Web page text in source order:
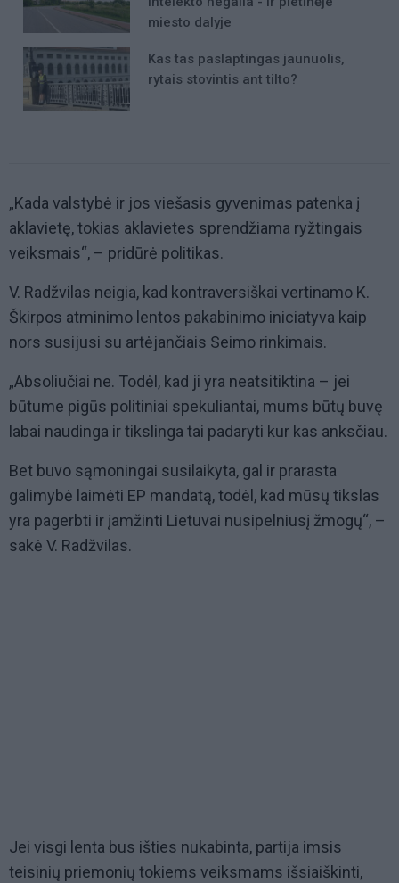
miesto dalyje
Kas tas paslaptingas jaunuolis,
rytais stovintis ant tilto?
„Kada valstybė ir jos viešasis gyvenimas patenka į
aklavietę, tokias aklavietes sprendžiama ryžtingais
veiksmais“, – pridūrė politikas.
V. Radžvilas neigia, kad kontraversiškai vertinamo K.
Škirpos atminimo lentos pakabinimo iniciatyva kaip
nors susijusi su artėjančiais Seimo rinkimais.
„Absoliučiai ne. Todėl, kad ji yra neatsitiktina – jei
būtume pigūs politiniai spekuliantai, mums būtų buvę
labai naudinga ir tikslinga tai padaryti kur kas anksčiau.
Bet buvo sąmoningai susilaikyta, gal ir prarasta
galimybė laimėti EP mandatą, todėl, kad mūsų tikslas
yra pagerbti ir įamžinti Lietuvai nusipelniusį žmogų“, –
sakė V. Radžvilas.
Jei visgi lenta bus išties nukabinta, partija imsis
teisinių priemonių tokiems veiksmams išsiaiškinti,